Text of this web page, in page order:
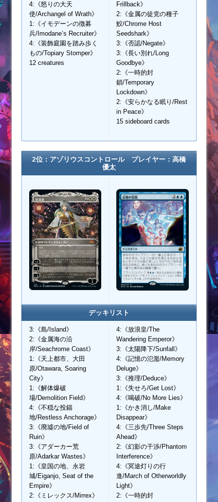
4:《怒りの大天
使/Archangel of Wrath》
1:《イモデーンの徴募
兵/Imodane’s Recruiter》
4:《装飾庭園を踏み歩く
もの/Topiary Stomper》
12 creatures
Frillback》
2:《金属の徒党の種子
鮫/Chrome Host
Seedshark》
3:《否認/Negate》
3:《長い別れ/Long
Goodbye》
2:《一時的封
鎖/Temporary
Lockdown》
2:《安らかなる眠り/Rest
in Peace》
15 sideboard cards
2位：アゾリウスコントロール プレイヤー： 高橋
優太
デッキリスト
3:《島/Island》
2:《金属海の沿
岸/Seachrome Coast》
1:《天上都市、大田
原/Otawara, Soaring
City》
1:《解体爆破
場/Demolition Field》
4:《不穏な投錨
地/Restless Anchorage》
3:《廃墟の地/Field of
Ruin》
3:《アダーカー荒
原/Adarkar Wastes》
1:《皇国の地、永岩
城/Eiganjo, Seat of the
Empire》
2:《ミレックス/Mirrex》
4:《放浪皇/The
Wandering Emperor》
3:《太陽降下/Sunfall》
4:《記憶の氾濫/Memory
Deluge》
3:《推理/Deduce》
1:《失せろ/Get Lost》
4:《喝破/No More Lies》
1:《かき消し/Make
Disappear》
4:《三歩先/Three Steps
Ahead》
2:《幻影の干渉/Phantom
Interference》
4:《冥途灯りの行
進/March of Otherworldly
Light》
2:《一時的封